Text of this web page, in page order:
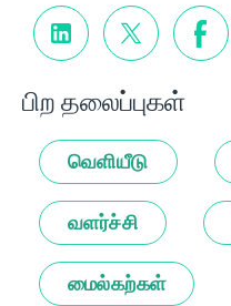
பிற தலைப்புகள்
வெளியீடு
வளர்ச்சி
மைல்கற்கள்